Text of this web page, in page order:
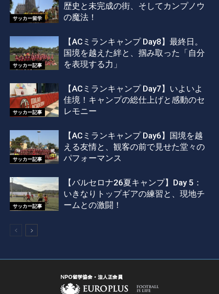
サッカー留学
歴史と未完成の街、そしてカンプノウ
の魔法！
サッカー記事
【ACミランキャンプ Day8】最終日。
国境を越えた絆と、掴み取った「自分
を表現する力」
サッカー記事
【ACミランキャンプ Day7】いよいよ
佳境！キャンプの総仕上げと感動のセ
レモニー
サッカー記事
【ACミランキャンプ Day6】国境を越
える友情と、観客の前で見せた堂々の
パフォーマンス
サッカー記事
【バルセロナ26夏キャンプ】Day 5：
いきなりトップギアの練習と、現地チ
ームとの激闘！